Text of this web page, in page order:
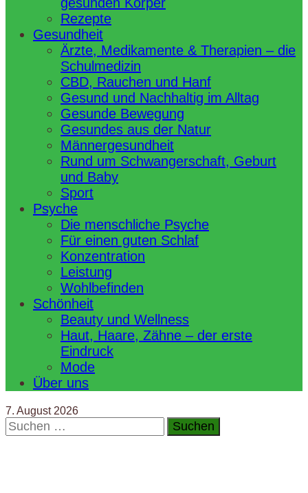
Rezepte
Gesundheit
Ärzte, Medikamente & Therapien – die
Schulmedizin
CBD, Rauchen und Hanf
Gesund und Nachhaltig im Alltag
Gesunde Bewegung
Gesundes aus der Natur
Männergesundheit
Rund um Schwangerschaft, Geburt
und Baby
Sport
Psyche
Die menschliche Psyche
Für einen guten Schlaf
Konzentration
Leistung
Wohlbefinden
Schönheit
Beauty und Wellness
Haut, Haare, Zähne – der erste
Eindruck
Mode
Über uns
7. August 2026
Suchen
nach: